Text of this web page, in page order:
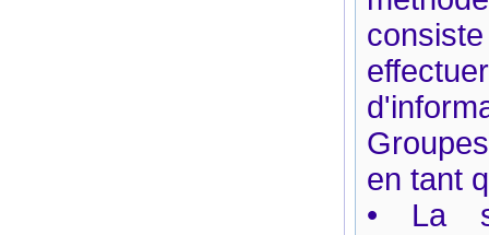
en tant
• La